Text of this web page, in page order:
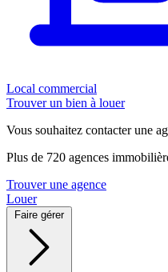
Local commercial
Trouver un bien à louer
Vous souhaitez contacter une
Plus de 720 agences
Trouver une agence
Louer
Faire gérer